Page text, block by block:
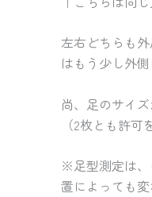
左右どちらも
はもう少し外
尚、足のサイ
（2枚とも許可
※足型測定は、
置によっても